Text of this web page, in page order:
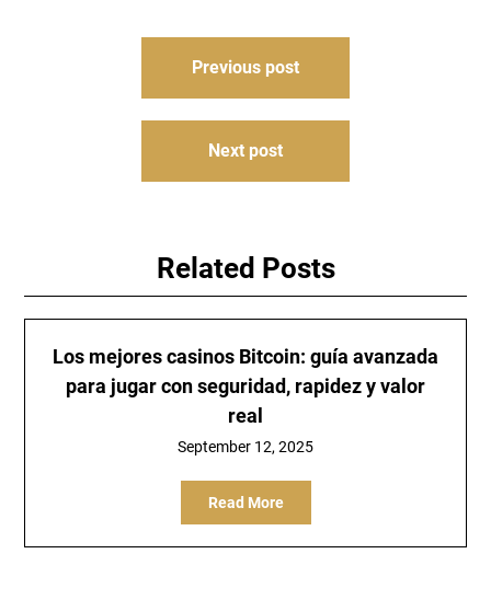
Previous post
Next post
Related Posts
Los mejores casinos Bitcoin: guía avanzada
para jugar con seguridad, rapidez y valor
real
September 12, 2025
Read More